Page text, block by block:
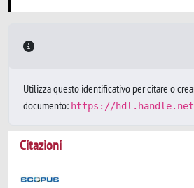
Utilizza questo identificativo per citare o
documento: https://hdl.handle.net/
Citazioni